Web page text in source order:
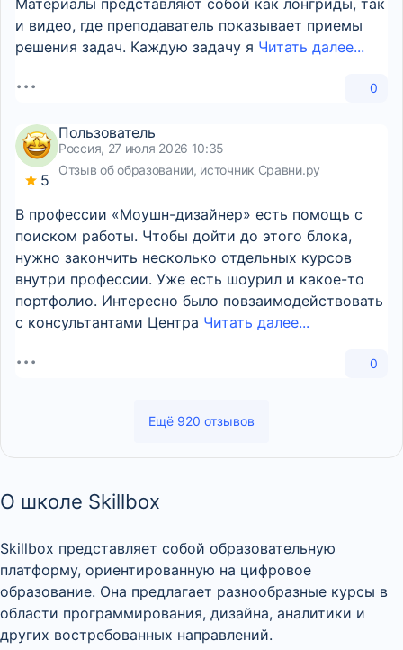
и видео, где преподаватель показывает приемы
решения задач. Каждую задачу я Читать далее...
0
5
Пользователь
Россия, 27 июля 2026 10:35
Отзыв об образовании, источник Сравни.ру
В профессии «Моушн-дизайнер» есть помощь с
поиском работы. Чтобы дойти до этого блока,
нужно закончить несколько отдельных курсов
внутри профессии. Уже есть шоурил и какое-то
портфолио. Интересно было повзаимодействовать
с консультантами Центра Читать далее...
0
Ещё 920 отзывов
О школе Skillbox
Skillbox представляет собой образовательную
платформу, ориентированную на цифровое
образование. Она предлагает разнообразные курсы в
области программирования, дизайна, аналитики и
других востребованных направлений.